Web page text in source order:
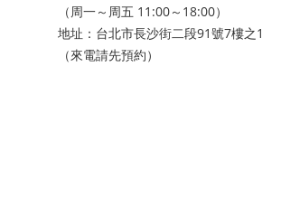
（周一～周五 11:00～18:00）
地址：台北市長沙街二段91號7樓之1
（來電請先預約）